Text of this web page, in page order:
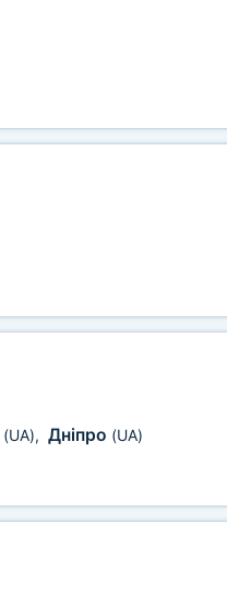
(UA), Дніпро (UA)